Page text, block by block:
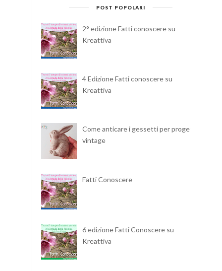
POST POPOLARI
2° edizione Fatti conoscere su
Kreattiva
4 Edizione Fatti conoscere su
Kreattiva
Come anticare i gessetti per progetti
vintage
Fatti Conoscere
6 edizione Fatti Conoscere su
Kreattiva